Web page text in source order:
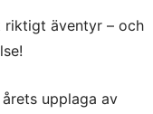
riktigt äventyr – och
upplaga av